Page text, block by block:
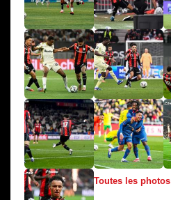
Toutes les photos